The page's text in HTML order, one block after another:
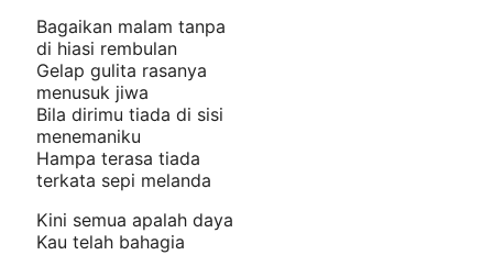
Bagaikan malam tanpa
di hiasi rembulan
Gelap gulita rasanya
menusuk jiwa
Bila dirimu tiada di sisi
menemaniku
Hampa terasa tiada
terkata sepi melanda
Kini semua apalah daya
Kau telah bahagia